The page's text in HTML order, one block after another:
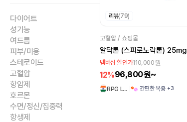
다이어트
성기능
여드름
피부/미용
스테로이드
고혈압
항암제
호르몬
수면/정신/집중력
항생제
리뷰(79)
고혈압 / 쇼핑몰
알닥톤 (스피로노락톤) 25mg
멤버십 할인가110,000원
12%96,800원~
RPG L… 간편한 복용 +3